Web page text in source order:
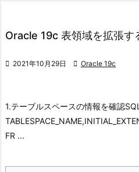
Oracle 19c 表領域を拡張す
 2021年10月29日  Oracle 19c
1.テーブルスペースの情報を確認
FR ...